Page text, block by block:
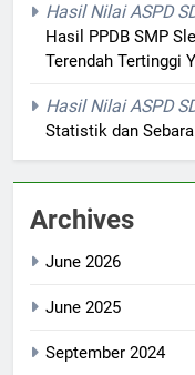
Hasil Nilai ASPD
Hasil PPDB SMP
Terendah Tertinggi
Hasil Nilai ASPD
Statistik dan
Archives
June 2026
June 2025
September 2024